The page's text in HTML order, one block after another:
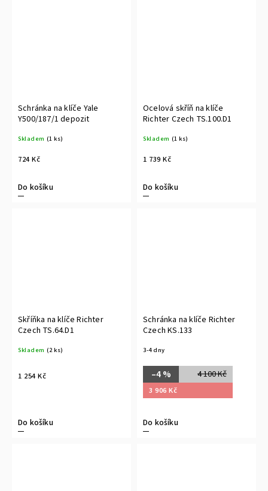
Schránka na klíče Yale
Y500/187/1 depozit
Skladem (1 ks)
724 Kč
Do košíku
Ocelová skříň na klíče
Richter Czech TS.100.D1
Skladem (1 ks)
1 739 Kč
Do košíku
Skříňka na klíče Richter
Czech TS.64.D1
Skladem (2 ks)
1 254 Kč
Do košíku
Schránka na klíče Richter
Czech KS.133
3-4 dny
4 100 Kč
–4 %
3 906 Kč
Do košíku